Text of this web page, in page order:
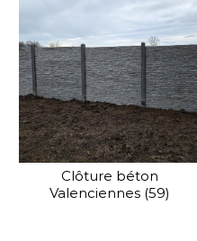
Clôture béton
Valenciennes (59)